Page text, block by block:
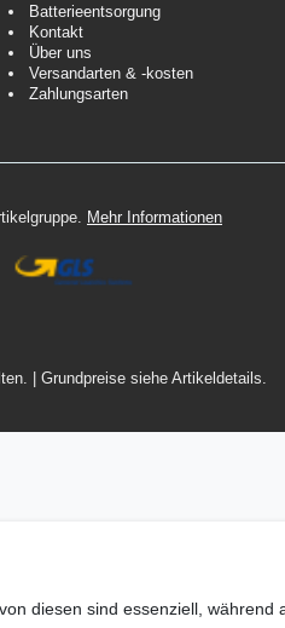
Batterieentsorgung
Kontakt
Über uns
Versandarten & -kosten
Zahlungsarten
Mehr Informationen
| Grundpreise siehe Artikeldetails.
diesen sind essenziell, während